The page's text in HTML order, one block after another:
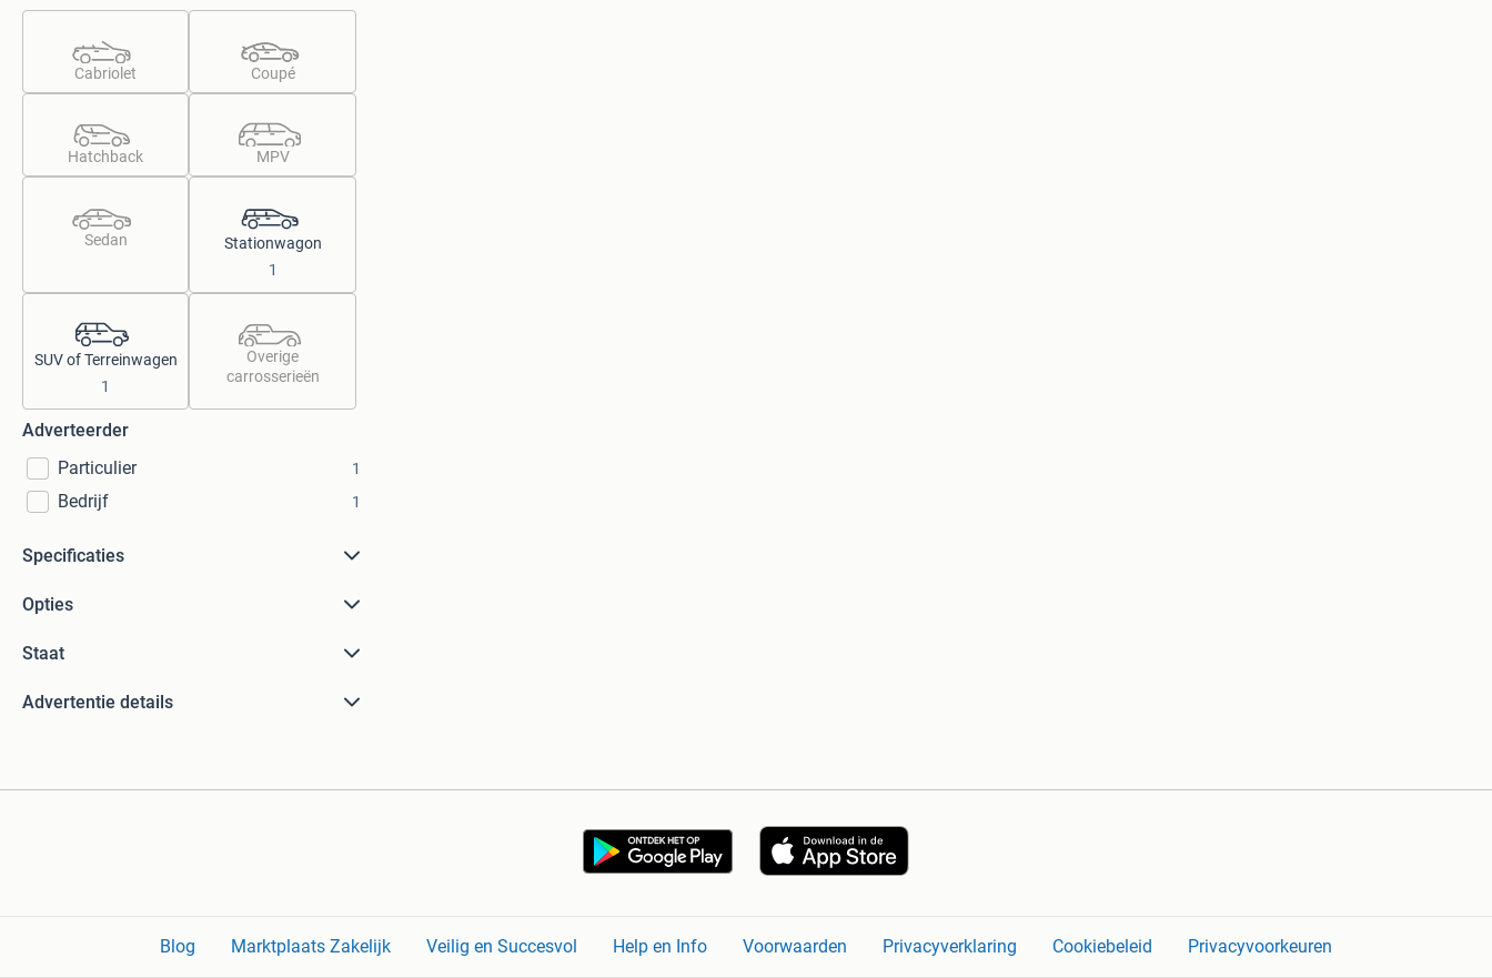
Cabriolet Coupé
Hatchback MPV
Sedan
Stationwagon
1
SUV of Terreinwagen
1
Overige
carrosserieën
Adverteerder
Particulier
1
Bedrijf 1
Specificaties
Opties
Staat
Advertentie details
Blog Marktplaats Zakelijk Veilig en Succesvol Help en Info Voorwaarden Privacyverklaring Cookiebeleid Privacyvoorkeuren